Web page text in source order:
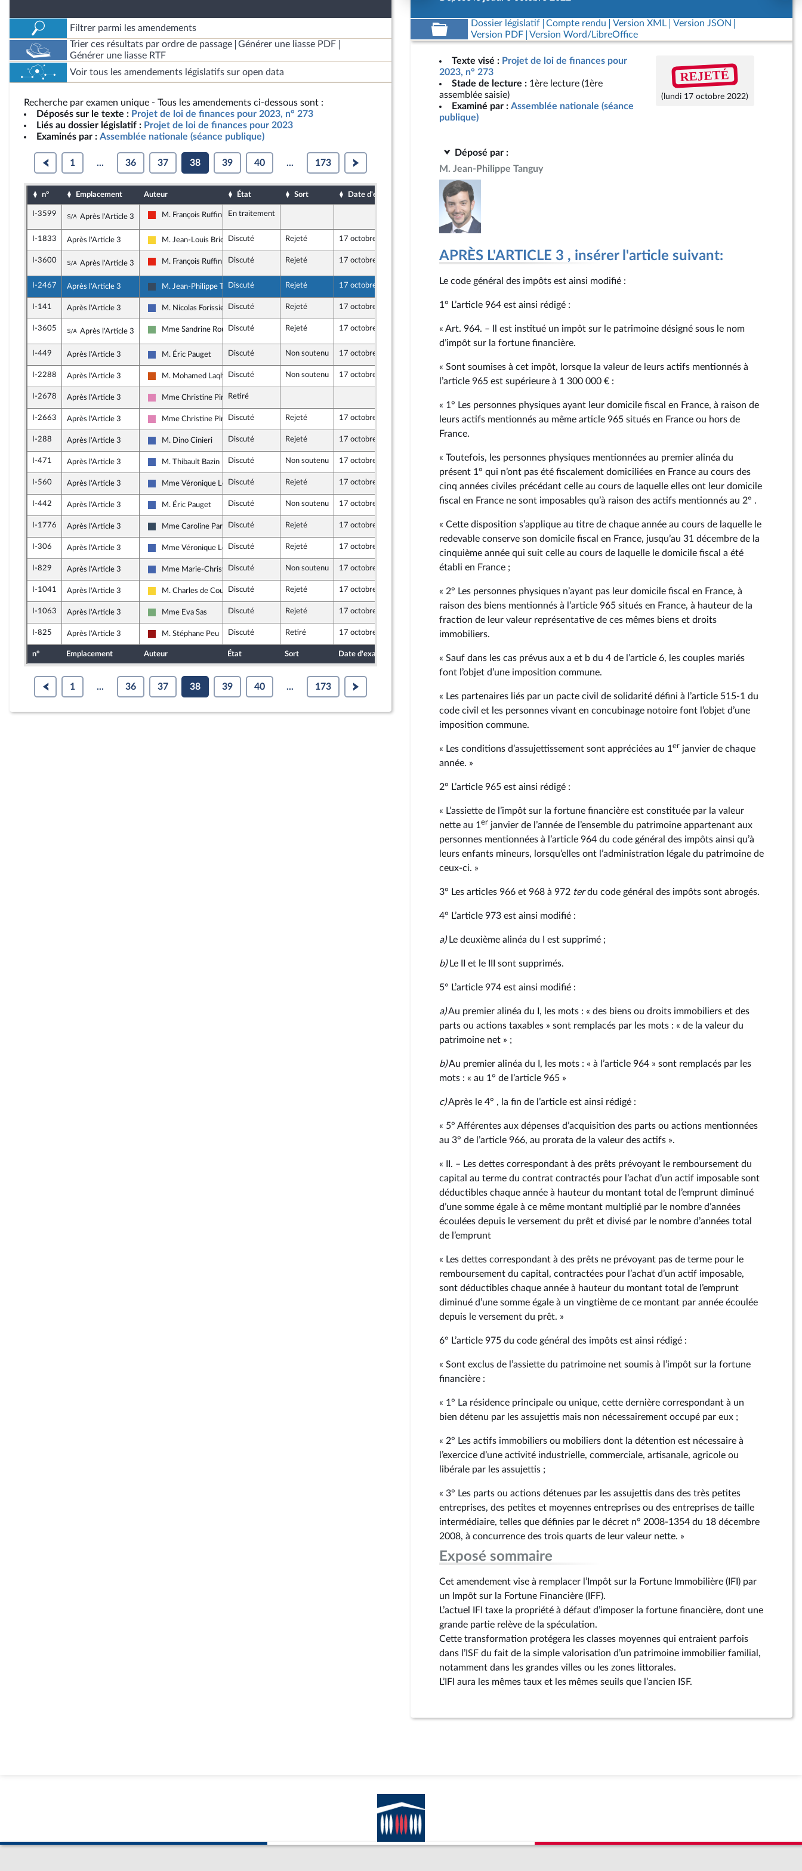
Filtrer parmi les amendements
Trier ces résultats par ordre de passage
Générer une liasse PDF
Générer une liasse RTF
Voir tous les amendements législatifs sur open data
Recherche par examen unique - Tous les amendements ci-dessous sont :
Déposés sur le texte : Projet de loi de finances pour 2023, n° 273
Liés au dossier législatif : Projet de loi de finances pour 2023
Examinés par : Assemblée nationale (séance publique)
1 ... 36 37 38 39 40 ... 173
n° Emplacement Auteur État Sort Date d'examen Date de dépôt
I-3599 Sous-amendement de l'amendement n°I-1039
Après l'Article 3 La France insoumise - Nouvelle Union Populaire écologique et sociale
M. François Ruffin En traitement 17 octobre 2022
I-1833 Après l'Article 3
Libertés, Indépendants, Outre-mer et Territoires
M. Jean-Louis BricoutDiscuté Rejeté 17 octobre 2022
I-3600 Sous-amendement de l'amendement n°I-1833
Après l'Article 3 La France insoumise - Nouvelle Union Populaire écologique et sociale
M. François Ruffin Discuté Rejeté 17 octobre 2022 17 octobre 2022
I-2467 Après l'Article 3
Rassemblement National
M. Jean-Philippe Tanguy
Discuté Rejeté 17 octobre 2022 6 octobre 2022
I-141 Après l'Article 3
Les Républicains
M. Nicolas Forissier Discuté Rejeté 17 octobre 2022 30 septembre 2022
I-3605 Sous-amendement de l'amendement n°I-141
Après l'Article 3 Écologiste - NUPES
Mme Sandrine Rousseau
Discuté Rejeté 17 octobre 2022 17 octobre 2022
I-449 Après l'Article 3
Les Républicains
M. Éric Pauget Discuté Non soutenu 17 octobre 2022
I-2288 Après l'Article 3
Démocrate (MoDem et Indépendants)
M. Mohamed LaqhilaDiscuté Non soutenu 17 octobre 2022
I-2678 Après l'Article 3
Socialistes et apparentés (membre de l’intergroupe NUPES)
Mme Christine Pirès Beaune
Retiré
I-2663 Après l'Article 3
Socialistes et apparentés (membre de l’intergroupe NUPES)
Mme Christine Pirès Beaune
Discuté Rejeté 17 octobre 2022 7 octobre 2022
I-288 Après l'Article 3
Les Républicains
M. Dino Cinieri Discuté Rejeté 17 octobre 2022 3 octobre 2022
I-471 Après l'Article 3
Les Républicains
M. Thibault Bazin Discuté Non soutenu 17 octobre 2022 4 octobre 2022
I-560 Après l'Article 3
Les Républicains
Mme Véronique Louwagie
Discuté Rejeté 17 octobre 2022 5 octobre 2022
I-442 Après l'Article 3
Les Républicains
M. Éric Pauget Discuté Non soutenu 17 octobre 2022 4 octobre 2022
I-1776 Après l'Article 3
Rassemblement National
Mme Caroline Parmentier
Discuté Rejeté 17 octobre 2022 6 octobre 2022
I-306 Après l'Article 3
Les Républicains
Mme Véronique Louwagie
Discuté Rejeté 17 octobre 2022
I-829 Après l'Article 3
Les Républicains
Mme Marie-Christine Dalloz
Discuté Non soutenu 17 octobre 2022 5 octobre 2022
I-1041 Après l'Article 3
Libertés, Indépendants, Outre-mer et Territoires
M. Charles de CoursonDiscuté Rejeté 17 octobre 2022 5 octobre 2022
I-1063 Après l'Article 3
Écologiste - NUPES
Mme Eva Sas Discuté Rejeté 17 octobre 2022 5 octobre 2022
I-825 Après l'Article 3
Gauche démocrate et républicaine - NUPES
M. Stéphane Peu Discuté Retiré 17 octobre 2022 5 octobre 2022
n° Emplacement Auteur État Sort Date d'examen Date de dépôt
1 ... 36 37 38 39 40 ... 173
Dossier législatif Compte rendu Version XML
Version JSON
Version PDF
Version Word/LibreOffice
Texte visé : Projet de loi de finances pour
2023, n° 273
Stade de lecture : 1ère lecture (1ère
assemblée saisie)
Examiné par : Assemblée nationale (séance
publique)
REJETÉ
(lundi 17 octobre 2022)
Déposé par :
M. Jean-Philippe Tanguy
APRÈS L'ARTICLE 3 , insérer l'article suivant:
Le code général des impôts est ainsi modifié :
1° L’article 964 est ainsi rédigé :
« Art. 964. – Il est institué un impôt sur le patrimoine désigné sous le nom
d’impôt sur la fortune financière.
« Sont soumises à cet impôt, lorsque la valeur de leurs actifs mentionnés à
l’article 965 est supérieure à 1 300 000 € :
« 1° Les personnes physiques ayant leur domicile fiscal en France, à raison de
leurs actifs mentionnés au même article 965 situés en France ou hors de
France.
« Toutefois, les personnes physiques mentionnées au premier alinéa du
présent 1° qui n’ont pas été fiscalement domiciliées en France au cours des
cinq années civiles précédant celle au cours de laquelle elles ont leur domicile
fiscal en France ne sont imposables qu’à raison des actifs mentionnés au 2° .
« Cette disposition s’applique au titre de chaque année au cours de laquelle le
redevable conserve son domicile fiscal en France, jusqu’au 31 décembre de la
cinquième année qui suit celle au cours de laquelle le domicile fiscal a été
établi en France ;
« 2° Les personnes physiques n’ayant pas leur domicile fiscal en France, à
raison des biens mentionnés à l’article 965 situés en France, à hauteur de la
fraction de leur valeur représentative de ces mêmes biens et droits
immobiliers.
« Sauf dans les cas prévus aux a et b du 4 de l’article 6, les couples mariés
font l’objet d’une imposition commune.
« Les partenaires liés par un pacte civil de solidarité défini à l’article 515‑1 du
code civil et les personnes vivant en concubinage notoire font l’objet d’une
imposition commune.
« Les conditions d’assujettissement sont appréciées au 1 er janvier de chaque
année. »
2° L’article 965 est ainsi rédigé :
« L’assiette de l’impôt sur la fortune financière est constituée par la valeur
nette au 1 er janvier de l’année de l’ensemble du patrimoine appartenant aux
personnes mentionnées à l’article 964 du code général des impôts ainsi qu’à
leurs enfants mineurs, lorsqu’elles ont l’administration légale du patrimoine de
ceux-ci. »
3° Les articles 966 et 968 à 972 terdu code général des impôts sont abrogés.
4° L’article 973 est ainsi modifié :
a)Le deuxième alinéa du I est supprimé ;
b)Le II et le III sont supprimés.
5° L’article 974 est ainsi modifié :
a)Au premier alinéa du I, les mots : « des biens ou droits immobiliers et des
parts ou actions taxables » sont remplacés par les mots : « de la valeur du
patrimoine net » ;
b)Au premier alinéa du I, les mots : « à l’article 964 » sont remplacés par les
mots : « au 1° de l’article 965 »
c)Après le 4° , la fin de l’article est ainsi rédigé :
« 5° Afférentes aux dépenses d’acquisition des parts ou actions mentionnées
au 3° de l’article 966, au prorata de la valeur des actifs ».
« II. – Les dettes correspondant à des prêts prévoyant le remboursement du
capital au terme du contrat contractés pour l’achat d’un actif imposable sont
déductibles chaque année à hauteur du montant total de l’emprunt diminué
d’une somme égale à ce même montant multiplié par le nombre d’années
écoulées depuis le versement du prêt et divisé par le nombre d’années total
de l’emprunt
« Les dettes correspondant à des prêts ne prévoyant pas de terme pour le
remboursement du capital, contractées pour l’achat d’un actif imposable,
sont déductibles chaque année à hauteur du montant total de l’emprunt
diminué d’une somme égale à un vingtième de ce montant par année écoulée
depuis le versement du prêt. »
6° L’article 975 du code général des impôts est ainsi rédigé :
« Sont exclus de l’assiette du patrimoine net soumis à l’impôt sur la fortune
financière :
« 1° La résidence principale ou unique, cette dernière correspondant à un
bien détenu par les assujettis mais non nécessairement occupé par eux ;
« 2° Les actifs immobiliers ou mobiliers dont la détention est nécessaire à
l’exercice d’une activité industrielle, commerciale, artisanale, agricole ou
libérale par les assujettis ;
« 3° Les parts ou actions détenues par les assujettis dans des très petites
entreprises, des petites et moyennes entreprises ou des entreprises de taille
intermédiaire, telles que définies par le décret n° 2008‑1354 du 18 décembre
2008, à concurrence des trois quarts de leur valeur nette. »
Exposé sommaire
Cet amendement vise à remplacer l’Impôt sur la Fortune Immobilière (IFI) par
un Impôt sur la Fortune Financière (IFF).
L’actuel IFI taxe la propriété à défaut d’imposer la fortune financière, dont une
grande partie relève de la spéculation.
Cette transformation protégera les classes moyennes qui entraient parfois
dans l’ISF du fait de la simple valorisation d’un patrimoine immobilier familial,
notamment dans les grandes villes ou les zones littorales.
L’IFI aura les mêmes taux et les mêmes seuils que l’ancien ISF.